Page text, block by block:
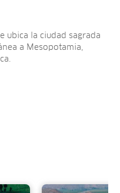
ubica la ciudad sagrada
a Mesopotamia,